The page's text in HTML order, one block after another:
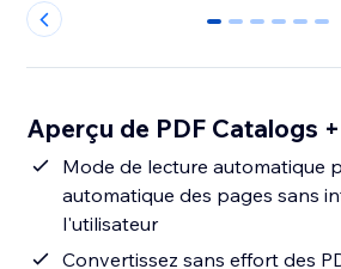
0 1 2 3 4 5
Aperçu de PDF Catalogs
Mode de lecture automatique
automatique des pages sans
l'utilisateur
Convertissez sans effort des